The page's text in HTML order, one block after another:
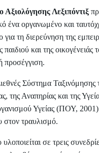
Λεξιπόντιξ
ένα οργανωμένο και
για τη διερεύνηση της
και της οικογένειάς
προσέγγιση.
Σύστημα Ταξινόμησης
της Αναπηρίας και της
Υγείας (ΠΟΥ, 2001)
τραυλισμό.
σε τρεις